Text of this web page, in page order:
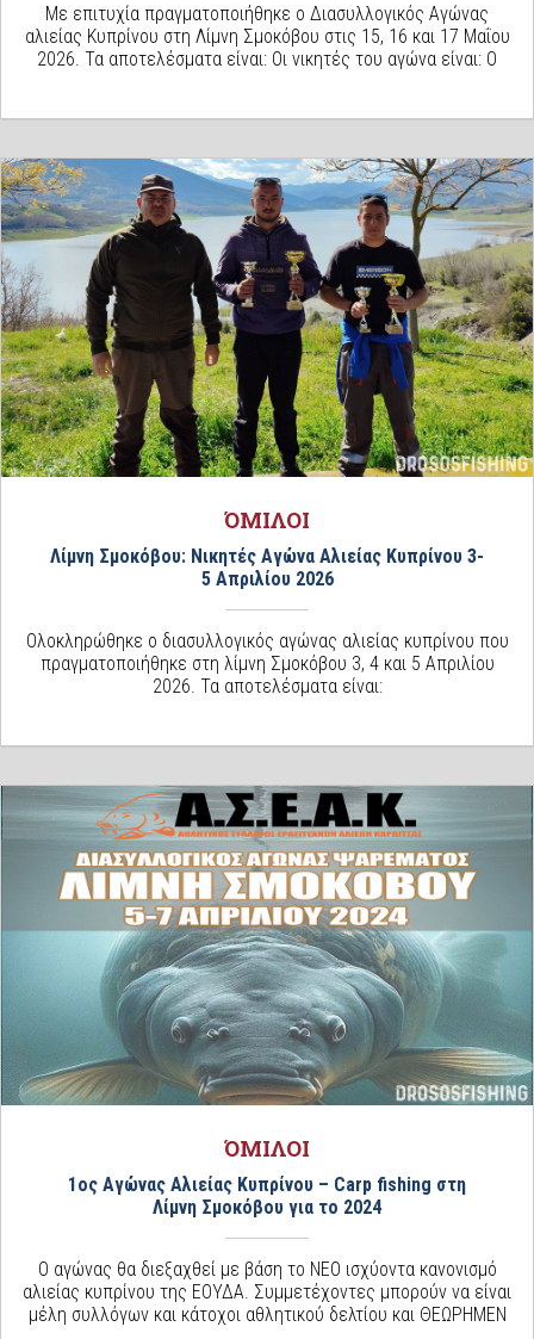
Με επιτυχία πραγματοποιήθηκε ο Διασυλλογικός Αγώνας
αλιείας Κυπρίνου στη Λίμνη Σμοκόβου στις 15, 16 και 17 Μαΐου
2026. Τα αποτελέσματα είναι: Οι νικητές του αγώνα είναι: Ο
ΌΜΙΛΟΙ
Λίμνη Σμοκόβου: Νικητές Αγώνα Αλιείας Κυπρίνου 3-
5 Απριλίου 2026
Ολοκληρώθηκε ο διασυλλογικός αγώνας αλιείας κυπρίνου που
πραγματοποιήθηκε στη λίμνη Σμοκόβου 3, 4 και 5 Απριλίου
2026. Τα αποτελέσματα είναι:
ΌΜΙΛΟΙ
1ος Αγώνας Αλιείας Κυπρίνου – Carp fishing στη
Λίμνη Σμοκόβου για το 2024
Ο αγώνας θα διεξαχθεί με βάση το ΝΕΟ ισχύοντα κανονισμό
αλιείας κυπρίνου της ΕΟΥΔΑ. Συμμετέχοντες μπορούν να είναι
μέλη συλλόγων και κάτοχοι αθλητικού δελτίου και ΘΕΩΡΗΜΕΝ